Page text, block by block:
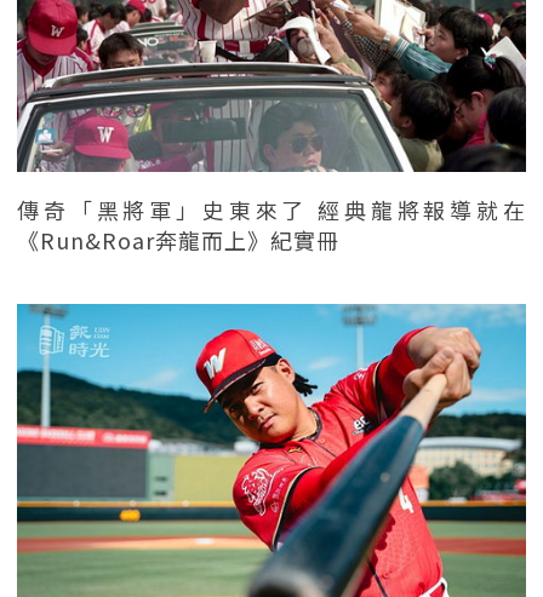
傳奇「黑將軍」史東來了 經典龍將報導就在
《Run&Roar奔龍而上》紀實冊